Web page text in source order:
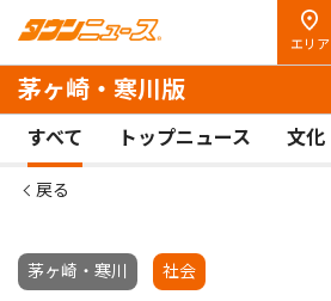
エリア
茅ヶ崎・寒川版
すべて トップニュース 文化
戻る
茅ヶ崎・寒川 社会